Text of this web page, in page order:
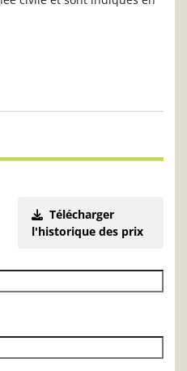
Télécharger
l'historique des prix
des VL
des VL